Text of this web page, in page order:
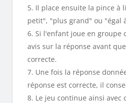
Il place ensuite la pince à
petit", "plus grand" ou "égal
Si l'enfant joue en groupe
avis sur la réponse avant
correcte.
Une fois la réponse
réponse est correcte, il
Le jeu continue ainsi